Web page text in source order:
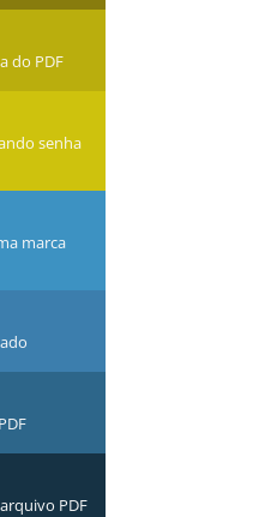
do PDF
senha
marca
PDF